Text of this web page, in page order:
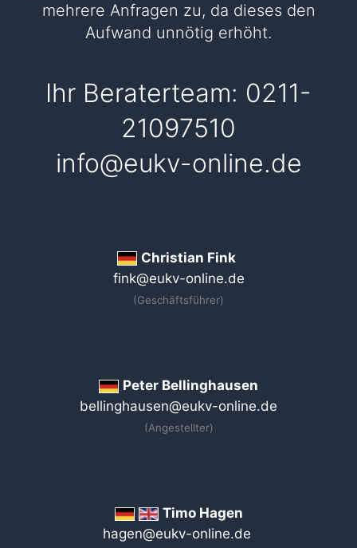
mehrere Anfragen zu, da dieses den
Aufwand unnötig erhöht.
Ihr Beraterteam: 0211-
21097510
info@eukv-online.de
Christian Fink
fink@eukv-online.de
(Geschäftsführer)
Peter Bellinghausen
bellinghausen@eukv-online.de
(Angestellter)
Timo Hagen
hagen@eukv-online.de